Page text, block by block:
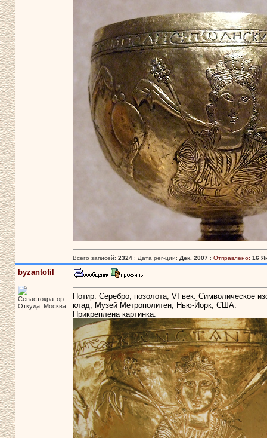
Всего записей: 2324: Дата рег-ции: Дек. 2007: Отправлено: 16
byzantofil
Севастократор
Откуда: Москва
Потир. Серебро, позолота, VI век. Символическое
клад, Музей Метрополитен, Нью-Йорк, США.
Прикреплена картинка: